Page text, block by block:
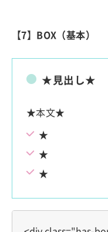
【7】BOX（基本）
★見出し★
★本文★
★
★
★